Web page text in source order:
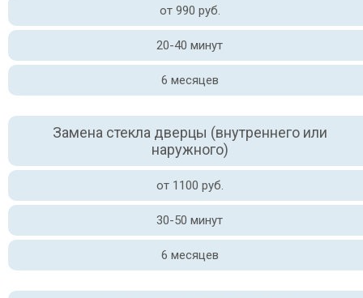
от 990 руб.
20-40 минут
6 месяцев
Замена стекла дверцы (внутреннего или
наружного)
от 1100 руб.
30-50 минут
6 месяцев